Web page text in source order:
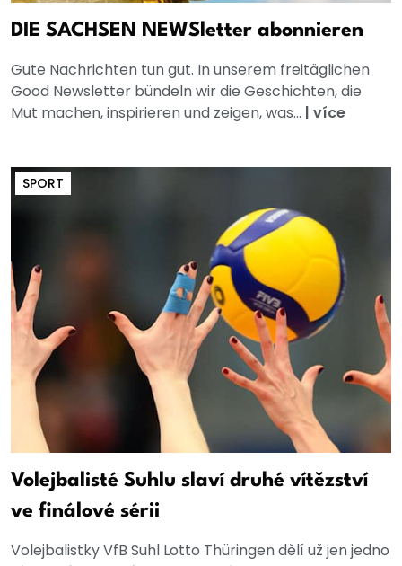
DIE SACHSEN NEWSletter abonnieren
Gute Nachrichten tun gut. In unserem freitäglichen
Good Newsletter bündeln wir die Geschichten, die
Mut machen, inspirieren und zeigen, was... | více
SPORT
Volejbalisté Suhlu slaví druhé vítězství
ve finálové sérii
Volejbalistky VfB Suhl Lotto Thüringen dělí už jen jedno